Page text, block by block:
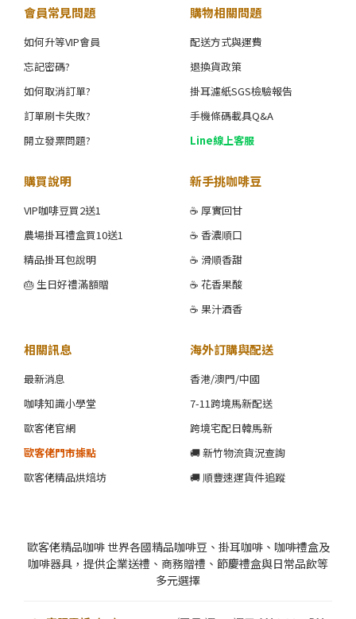
會員常見問題
如何升等VIP會員
忘記密碼?
如何取消訂單?
訂單刷卡失敗?
開立發票問題?
購物相關問題
配送方式與運費
退換貨政策
掛耳濾紙SGS檢驗報告
手機條碼載具Q&A
Line線上客服
購買說明
VIP咖啡豆買2送1
農場掛耳禮盒買10送1
精品掛耳包說明
🎂 生日好禮滿額贈
新手挑咖啡豆
☕ 厚實回甘
☕ 香濃順口
☕ 滑順香甜
☕ 花香果酸
☕ 果汁酒香
相關訊息
最新消息
咖啡知識小學堂
歐客佬官網
歐客佬門市據點
歐客佬精品烘焙坊
海外訂購與配送
香港/澳門/中國
7-11跨境馬新配送
跨境宅配日韓馬新
🚚 新竹物流貨況查詢
🚚 順豐速運貨件追蹤
歐客佬精品咖啡 世界各國精品咖啡豆、掛耳咖啡、咖啡禮盒及
咖啡器具，提供企業送禮、商務贈禮、節慶禮盒與日常品飲等
多元選擇